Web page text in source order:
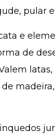
pular
e
de